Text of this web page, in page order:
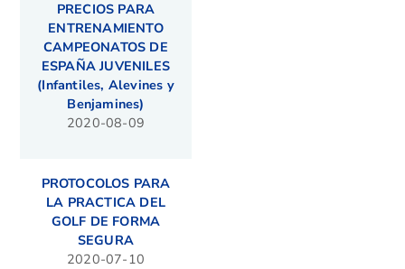
PRECIOS PARA
ENTRENAMIENTO
CAMPEONATOS DE
ESPAÑA JUVENILES
(Infantiles, Alevines y
Benjamines)
2020-08-09
PROTOCOLOS PARA
LA PRACTICA DEL
GOLF DE FORMA
SEGURA
2020-07-10